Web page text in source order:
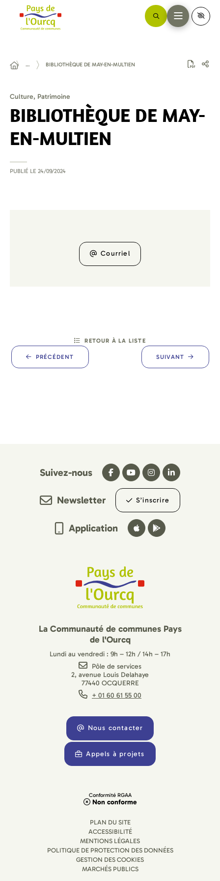
… BIBLIOTHÈQUE DE MAY-EN-MULTIEN
Culture, Patrimoine
BIBLIOTHÈQUE DE MAY-
EN-MULTIEN
PUBLIÉ LE 24/09/2024
Courriel
PRÉCÉDENT
RETOUR À LA LISTE
SUIVANT
Suivez-nous
Newsletter S’inscrire
Application
La Communauté de communes Pays
de l'Ourcq
Lundi au vendredi : 9h – 12h / 14h – 17h
Pôle de services
2, avenue Louis Delahaye
77440 OCQUERRE
+ 01 60 61 55 00
Nous contacter
Appels à projets
Conformité RGAA
Non conforme
PLAN DU SITE
ACCESSIBILITÉ
MENTIONS LÉGALES
POLITIQUE DE PROTECTION DES DONNÉES
GESTION DES COOKIES
MARCHÉS PUBLICS